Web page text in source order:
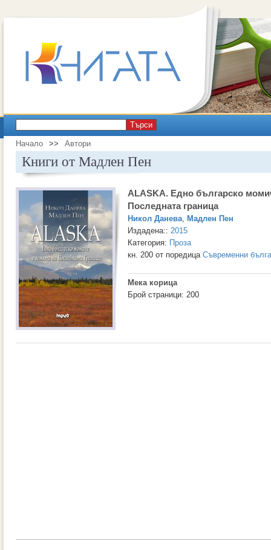
Търси
Начало >> Автори
Книги от Мадлен Пен
ALASKA. Едно българско
Последната граница
Никол Данева, Мадлен Пен
Издадена:: 2015
Категория: Проза
кн. 200 от поредица Съвременни
Мека корица
Брой страници: 200